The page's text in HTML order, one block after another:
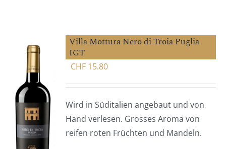
Villa Mottura Nero di Troia Puglia
IGT
CHF 15.80
Wird in Süditalien angebaut und von
Hand verlesen. Grosses Aroma von
reifen roten Früchten und Mandeln.